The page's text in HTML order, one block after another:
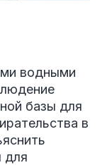
водными
базы для
в
для